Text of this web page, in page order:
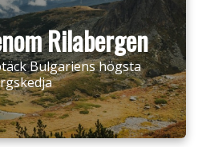
Rilabergen
Bulgariens högsta